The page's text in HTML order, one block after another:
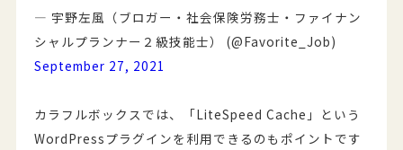
— 宇野左風（ブロガー・社会保険労務士・ファイナン
シャルプランナー２級技能士） (@Favorite_Job)
September 27, 2021
カラフルボックスでは、「LiteSpeed Cache」という
WordPressプラグインを利用できるのもポイントです